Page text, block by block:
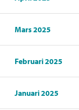
Mars 2025
Februari 2025
Januari 2025